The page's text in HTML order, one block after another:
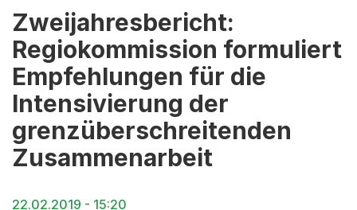
Zweijahresbericht:
Regiokommission formuliert
Empfehlungen für die
Intensivierung der
grenzüberschreitenden
Zusammenarbeit
22.02.2019 - 15:20